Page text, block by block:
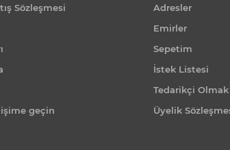
Sözleşmesi
geçin
Adresler
Emirler
Sepetim
İstek Listesi
Tedarikçi
Üyelik